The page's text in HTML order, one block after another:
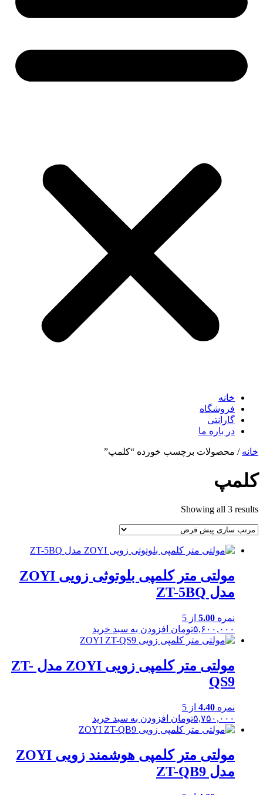
خانه
فروشگاه
گارانتی
در باره ما
خانه / محصولات برچسب خورده “کلمپ”
کلمپ
Showing all 3 results
مولتی متر کلمپی بلوتوثی زویی ZOYI
مدل ZT-5BQ
نمره 5.00 از 5
۵,۶۰۰,۰۰۰تومان افزودن به سبد خرید
مولتی متر کلمپی زویی ZOYI مدل ZT-
QS9
نمره 4.40 از 5
۵,۷۵۰,۰۰۰تومان افزودن به سبد خرید
مولتی متر کلمپی هوشمند زویی ZOYI
مدل ZT-QB9